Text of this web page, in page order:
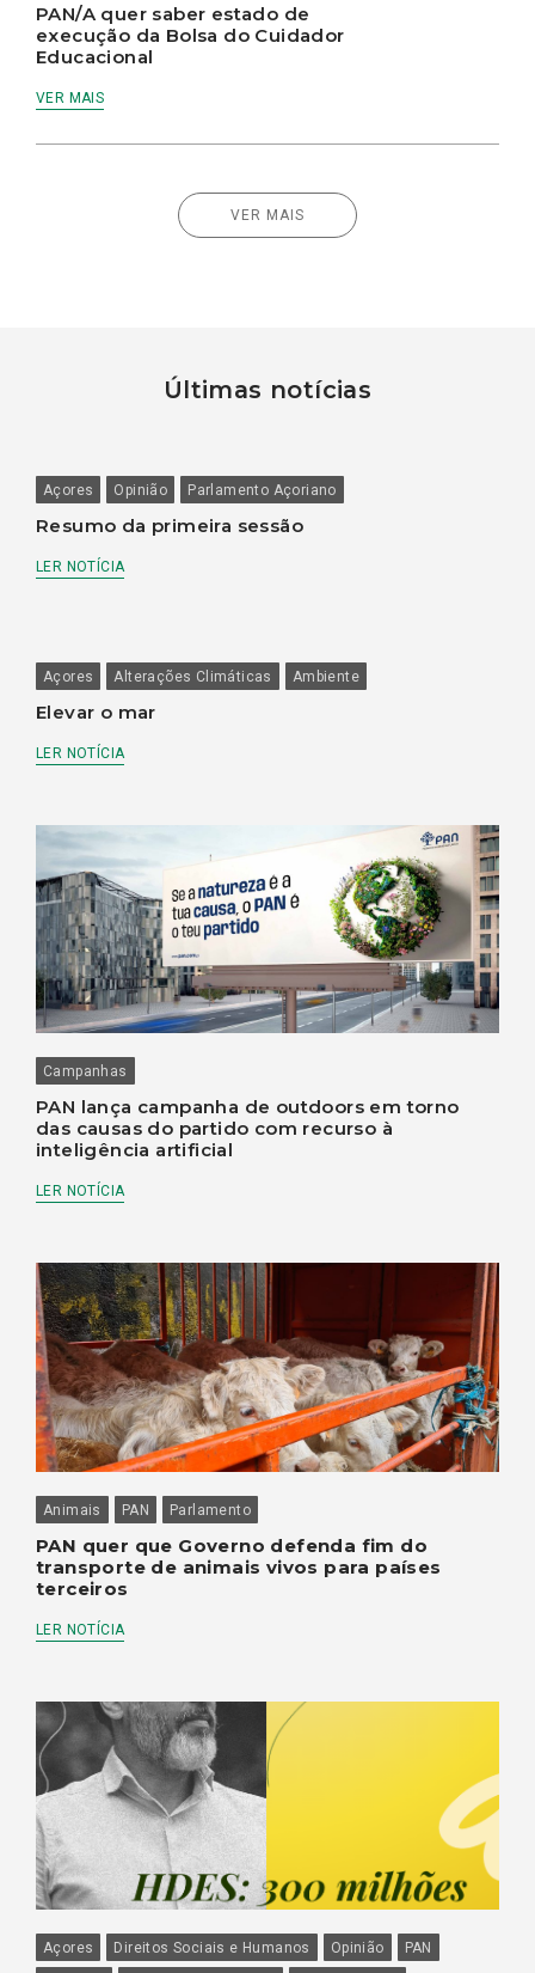
PAN/A quer saber estado de
execução da Bolsa do Cuidador
Educacional
VER MAIS
VER MAIS
Últimas notícias
Açores Opinião Parlamento Açoriano
Resumo da primeira sessão
LER NOTÍCIA
Açores Alterações Climáticas Ambiente
Elevar o mar
LER NOTÍCIA
Campanhas
PAN lança campanha de outdoors em torno
das causas do partido com recurso à
inteligência artificial
LER NOTÍCIA
Animais PAN Parlamento
PAN quer que Governo defenda fim do
transporte de animais vivos para países
terceiros
LER NOTÍCIA
Açores Direitos Sociais e Humanos Opinião PAN